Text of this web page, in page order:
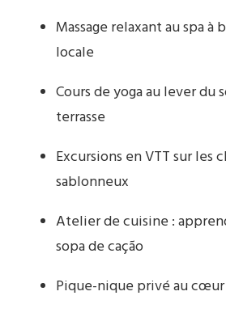
Massage relaxant au spa à
locale
Cours de yoga au lever du
terrasse
Excursions en VTT sur les
sablonneux
Atelier de cuisine :
sopa de cação
Pique-nique privé au